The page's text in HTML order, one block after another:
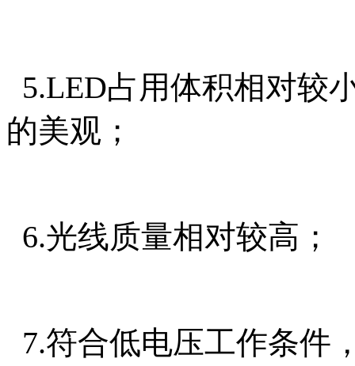
5.LED占用体积相对较
的美观；
6.光线质量相对较高；
7.符合低电压工作条件